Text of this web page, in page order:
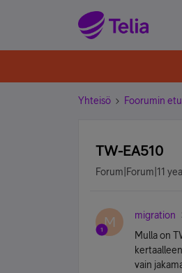
Yhteisö Foorumin
TW-EA510
Forum|Forum|11
M migration
Mulla on
vain